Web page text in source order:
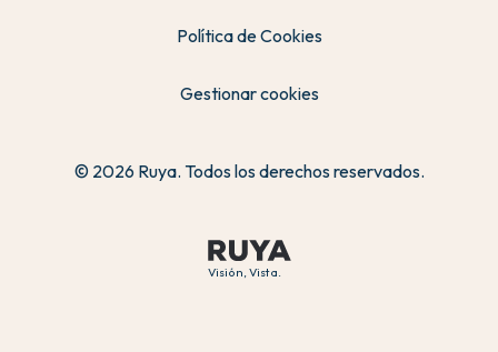
Visión, Vista.
Política de Cookies
Gestionar cookies
© 2026 Ruya. Todos los derechos reservados.